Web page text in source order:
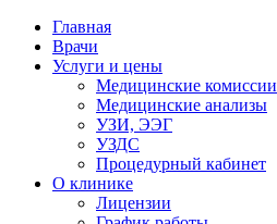
Главная
Врачи
Услуги и цены
Медицинские комиссии
Медицинские анализы
УЗИ, ЭЭГ
УЗДС
Процедурный кабинет
О клинике
Лицензии